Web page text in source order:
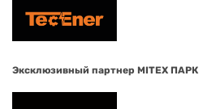
Эксклюзивный партнер MITEX ПАРК